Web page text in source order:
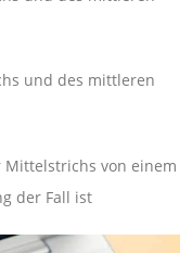
und des mittleren
Mittelstrichs von einem
der Fall ist